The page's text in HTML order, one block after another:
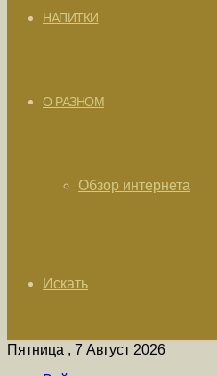
НАПИТКИ
О РАЗНОМ
Обзор интернета
Искать
Пятница , 7 Август 2026